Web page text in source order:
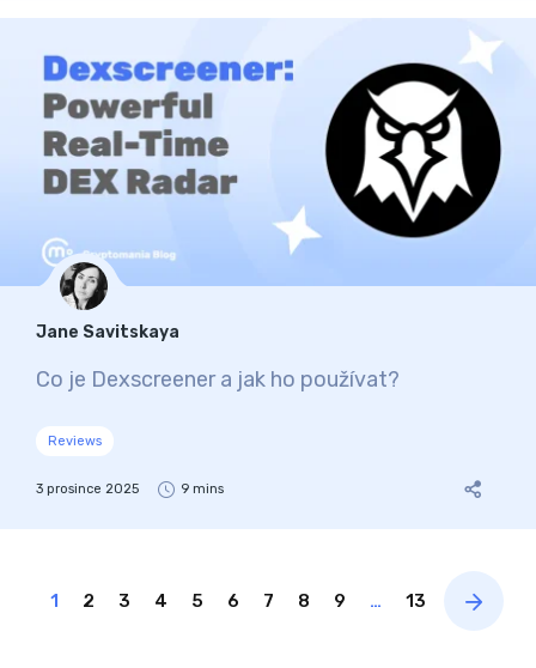
Jane Savitskaya
Co je Dexscreener a jak ho používat?
Reviews
3 prosince 2025 9 mins
1 2 3 4 5 6 7 8 9 … 13